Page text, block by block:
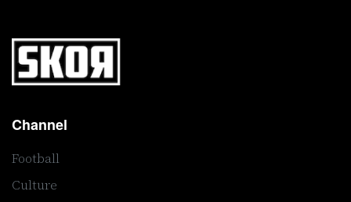
Channel
Football
Culture